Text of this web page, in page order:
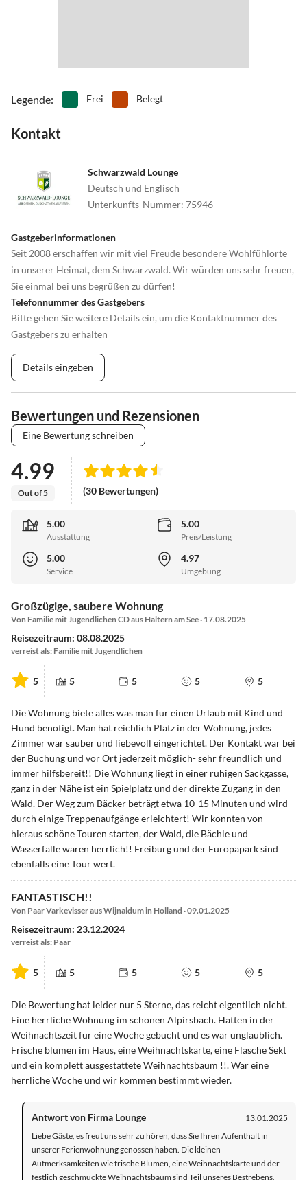
Legende: Frei Belegt
Kontakt
Schwarzwald Lounge
Deutsch und Englisch
Unterkunfts-Nummer: 75946
Gastgeberinformationen
Seit 2008 erschaffen wir mit viel Freude besondere Wohlfühlorte
in unserer Heimat, dem Schwarzwald. Wir würden uns sehr freuen,
Sie einmal bei uns begrüßen zu dürfen!
Telefonnummer des Gastgebers
Bitte geben Sie weitere Details ein, um die Kontaktnummer des
Gastgebers zu erhalten
Details eingeben
Bewertungen und Rezensionen
Eine Bewertung schreiben
4.99
Out of 5 (30 Bewertungen)
5.00
Ausstattung
5.00
Preis/Leistung
5.00
Service
4.97
Umgebung
Großzügige, saubere Wohnung
Von Familie mit Jugendlichen CD aus Haltern am See · 17.08.2025
Reisezeitraum: 08.08.2025
verreist als: Familie mit Jugendlichen
5 5 5 5 5
Die Wohnung biete alles was man für einen Urlaub mit Kind und
Hund benötigt. Man hat reichlich Platz in der Wohnung, jedes
Zimmer war sauber und liebevoll eingerichtet. Der Kontakt war bei
der Buchung und vor Ort jederzeit möglich- sehr freundlich und
immer hilfsbereit!! Die Wohnung liegt in einer ruhigen Sackgasse,
ganz in der Nähe ist ein Spielplatz und der direkte Zugang in den
Wald. Der Weg zum Bäcker beträgt etwa 10-15 Minuten und wird
durch einige Treppenaufgänge erleichtert! Wir konnten von
hieraus schöne Touren starten, der Wald, die Bächle und
Wasserfälle waren herrlich!! Freiburg und der Europapark sind
ebenfalls eine Tour wert.
FANTASTISCH!!
Von Paar Varkevisser aus Wijnaldum in Holland · 09.01.2025
Reisezeitraum: 23.12.2024
verreist als: Paar
5 5 5 5 5
Die Bewertung hat leider nur 5 Sterne, das reicht eigentlich nicht.
Eine herrliche Wohnung im schönen Alpirsbach. Hatten in der
Weihnachtszeit für eine Woche gebucht und es war unglaublich.
Frische blumen im Haus, eine Weihnachtskarte, eine Flasche Sekt
und ein komplett ausgestattete Weihnachtsbaum !!. War eine
herrliche Woche und wir kommen bestimmt wieder.
Antwort von Firma Lounge
13.01.2025
Liebe Gäste, es freut uns sehr zu hören, dass Sie Ihren Aufenthalt in
unserer Ferienwohnung genossen haben. Die kleinen
Aufmerksamkeiten wie frische Blumen, eine Weihnachtskarte und der
festlich geschmückte Weihnachtsbaum sind Teil unseres Bestrebens,